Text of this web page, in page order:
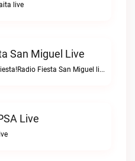
live
San Miguel Live
Tu Cumbia Tu Fiesta!Radio Fiesta San Miguel live
Live